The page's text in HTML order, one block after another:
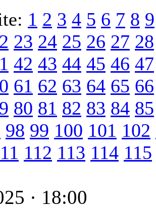
1 2 3 4 5 6 7 8 9
23 24 25 26 27 28
42 43 44 45 46 47
61 62 63 64 65 66
80 81 82 83 84 85
98 99 100 101 102
112 113 114 115
· 18:00